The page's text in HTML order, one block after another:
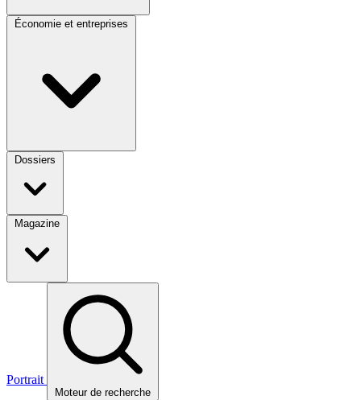
Économie et entreprises
Dossiers
Magazine
Portrait
Moteur de recherche